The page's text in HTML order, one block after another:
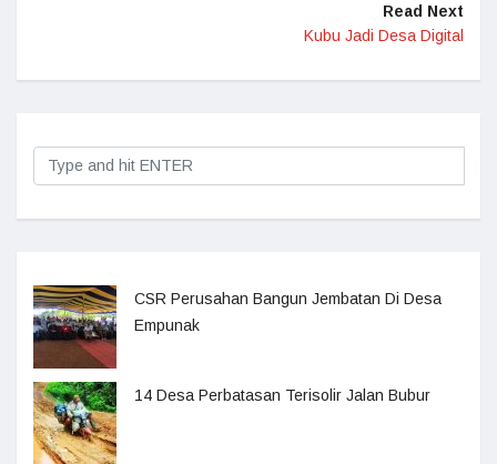
Read Next
Kubu Jadi Desa Digital
CSR Perusahan Bangun Jembatan Di Desa
Empunak
14 Desa Perbatasan Terisolir Jalan Bubur